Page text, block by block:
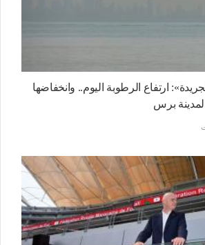
ارتفاع الرطوبة اليوم.. وانخفاضها
برس